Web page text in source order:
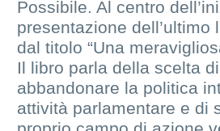
Possibile. Al centro
presentazione dell’ultimo
dal titolo “Una
Il libro parla della scelta
abbandonare la politica
attività parlamentare e di